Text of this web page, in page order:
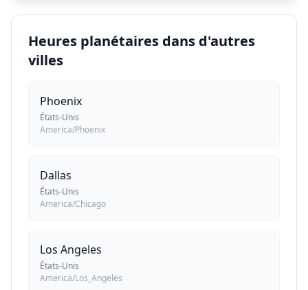
Heures planétaires dans d'autres
villes
Phoenix
États-Unis
America/Phoenix
Dallas
États-Unis
America/Chicago
Los Angeles
États-Unis
America/Los_Angeles